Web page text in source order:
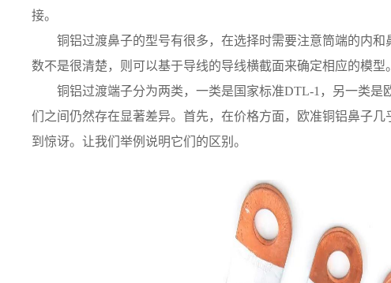
接。
铜铝过渡鼻子的型号有很多，在选择时需要注意筒端的内
数不是很清楚，则可以基于导线的导线横截面来确定相应的模型。
铜铝过渡端子分为两类，一类是国家标准DTL-1，另一类
们之间仍然存在显著差异。首先，在价格方面，欧准铜铝鼻子
到惊讶。让我们举例说明它们的区别。